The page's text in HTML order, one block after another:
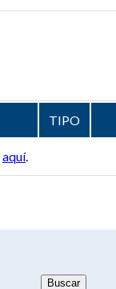
TIPO
aquí.